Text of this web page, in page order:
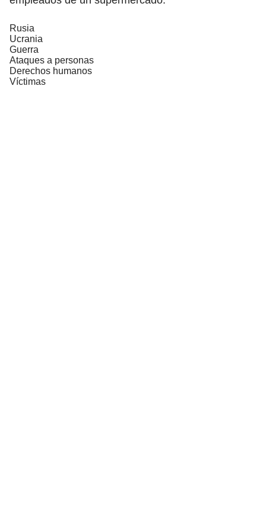
Rusia
Ucrania
Guerra
Ataques a personas
Derechos humanos
Víctimas